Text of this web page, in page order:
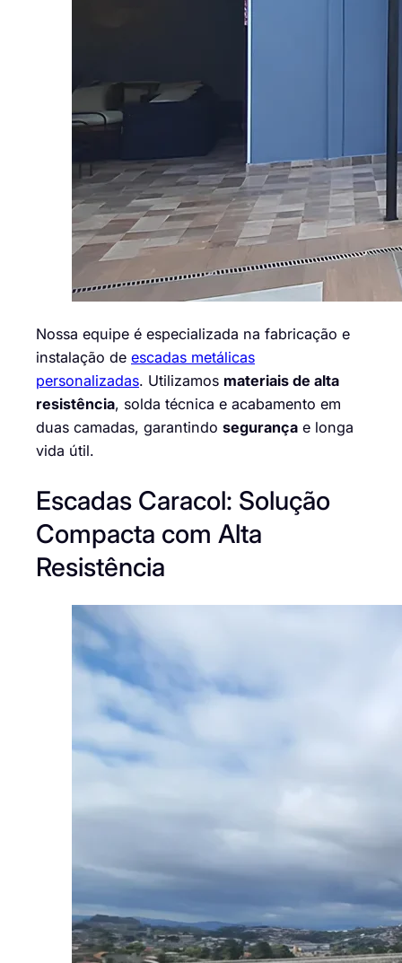
Nossa equipe é especializada na fabricação e
instalação de escadas metálicas
personalizadas. Utilizamos materiais de alta
resistência, solda técnica e acabamento em
duas camadas, garantindo segurança e longa
vida útil.
Escadas Caracol: Solução
Compacta com Alta
Resistência